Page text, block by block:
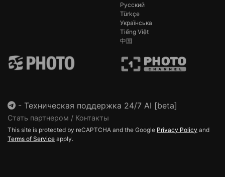
Русский
Türkçe
Українська
Tiếng Việt
中国
- Техническая поддержка 24/7 AI [beta]
Стать партнером / Контакты
This site is protected by reCAPTCHA and the Google Privacy Policy and
Terms of Service apply.